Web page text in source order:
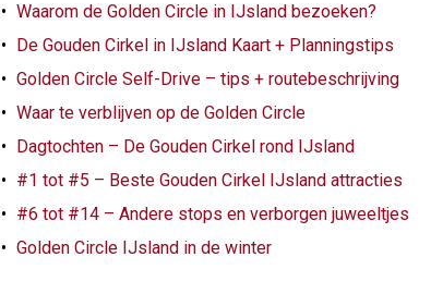
Waarom de Golden Circle in IJsland bezoeken?
De Gouden Cirkel in IJsland Kaart + Planningstips
Golden Circle Self-Drive – tips + routebeschrijving
Waar te verblijven op de Golden Circle
Dagtochten – De Gouden Cirkel rond IJsland
#1 tot #5 – Beste Gouden Cirkel IJsland attracties
#6 tot #14 – Andere stops en verborgen juweeltjes
Golden Circle IJsland in de winter